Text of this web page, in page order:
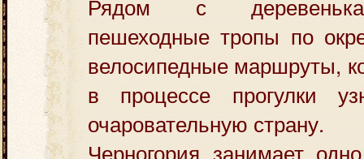
Рядом с
пешеходные тропы по
велосипедные маршруты,
в процессе прогулки
очаровательную страну.
Черногория занимает